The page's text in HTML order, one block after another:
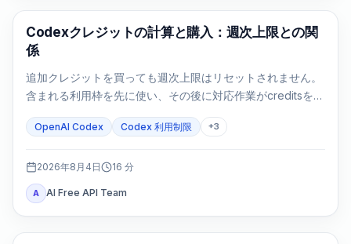
AI Development Tools
Codexクレジットの計算と購入：週次上限との関
係
追加クレジットを買っても週次上限はリセットされません。
含まれる利用枠を先に使い、その後に対応作業がcreditsを消
OpenAI Codex Codex 利用制限 +3
2026年8月4日 16 分
A AI Free API Team